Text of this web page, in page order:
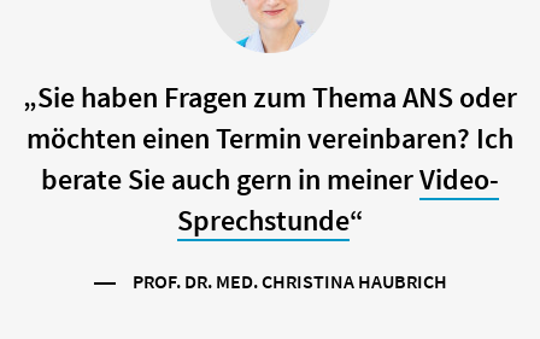
„Sie haben Fragen zum Thema ANS oder
möchten einen Termin vereinbaren? Ich
berate Sie auch gern in meinerVideo-
Sprechstunde“
PROF. DR. MED. CHRISTINA HAUBRICH